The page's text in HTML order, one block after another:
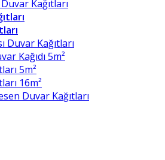
Kağıtları
Duvar Kağıtları
Kağıdı 5m²
5m²
16m²
Duvar Kağıtları